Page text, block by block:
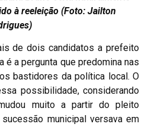
à reeleição (Foto: Jailton
de dois candidatos a prefeito
a pergunta que predomina nas
bastidores da política local. O
possibilidade, considerando
muito a partir do pleito
municipal versava em